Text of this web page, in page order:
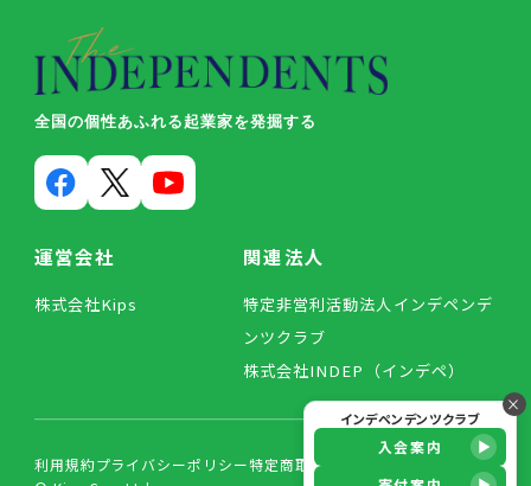
×
インデペンデンツクラブ
入会案内
全国の個性あふれる起業家を発掘する
運営会社
株式会社Kips
関連法人
特定非営利活動法人インデペンデ
ンツクラブ
株式会社INDEP（インデペ）
利用規約プライバシーポリシー特定商取引法に基づく表記